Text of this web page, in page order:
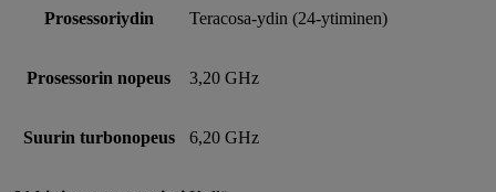
Prosessoriydin Teracosa-ydin (24-ytiminen)
Prosessorin nopeus 3,20 GHz
Suurin turbonopeus 6,20 GHz